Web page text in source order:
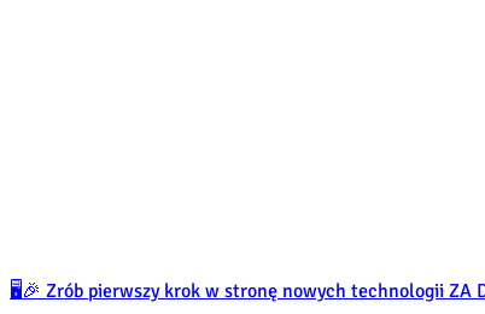
🖥️🎉 Zrób pierwszy krok w stronę nowych technologii ZA